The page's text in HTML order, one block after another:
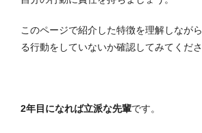
このページで紹介した特徴を理解しなが
る行動をしていないか確認してみてくださ
2年目になれば立派な先輩です。